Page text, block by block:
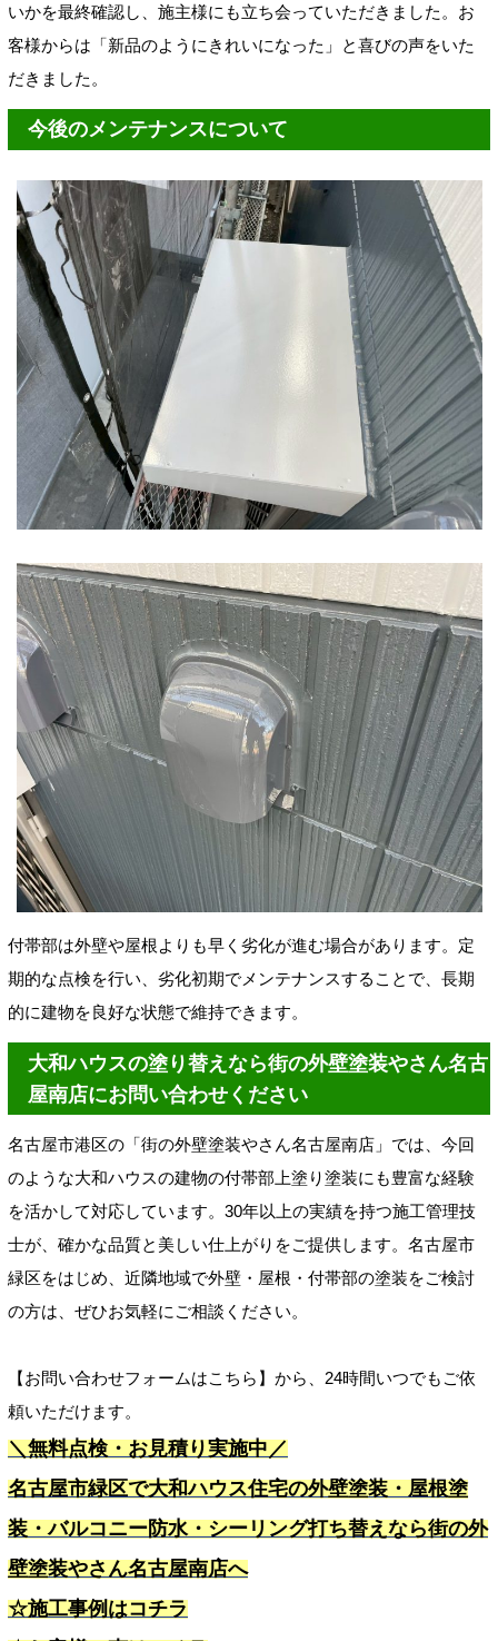
いかを最終確認し、施主様にも立ち会っていただきました。お
客様からは「新品のようにきれいになった」と喜びの声をいた
だきました。
今後のメンテナンスについて
付帯部は外壁や屋根よりも早く劣化が進む場合があります。定
期的な点検を行い、劣化初期でメンテナンスすることで、長期
的に建物を良好な状態で維持できます。
大和ハウスの塗り替えなら街の外壁塗装やさん名古
屋南店にお問い合わせください
名古屋市港区の「街の外壁塗装やさん名古屋南店」では、今回
のような大和ハウスの建物の付帯部上塗り塗装にも豊富な経験
を活かして対応しています。30年以上の実績を持つ施工管理技
士が、確かな品質と美しい仕上がりをご提供します。名古屋市
緑区をはじめ、近隣地域で外壁・屋根・付帯部の塗装をご検討
の方は、ぜひお気軽にご相談ください。
【お問い合わせフォームはこちら】から、24時間いつでもご依
頼いただけます。
＼無料点検・お見積り実施中／
名古屋市緑区で大和ハウス住宅の外壁塗装・屋根塗
装・バルコニー防水・シーリング打ち替えなら街の外
壁塗装やさん名古屋南店へ
☆施工事例はコチラ